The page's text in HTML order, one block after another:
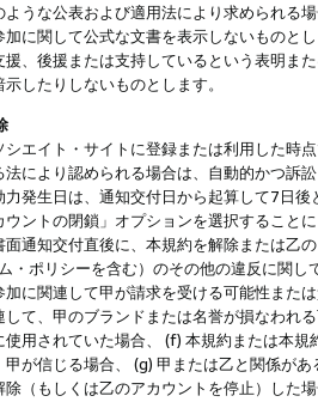
うな公表および適用法により求められる
加に関して公式な文書を表示しないもの
、後援または支持しているという表明ま
したりしないものとします。
エイト・サイトに登録または利用した時
により認められる場合は、自動的かつ訴
発生日は、通知交付日から起算して7日
ウントの閉鎖」オプションを選択するこ
通知交付直後に、本規約を解除または乙
・ポリシーを含む）のその他の違反に関
に関連して甲が請求を受ける可能性また
して、甲のブランドまたは名誉が損なわれ
用されていた場合、 (f) 本規約または本
が信じる場合、 (g) 甲または乙と関係が
（もしくは乙のアカウントを停止）した